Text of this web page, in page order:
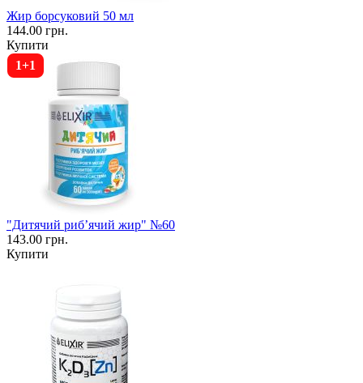
Жир борсуковий 50 мл
144.00 грн.
Купити
1+1
"Дитячий рибʼячий жир" №60
143.00 грн.
Купити